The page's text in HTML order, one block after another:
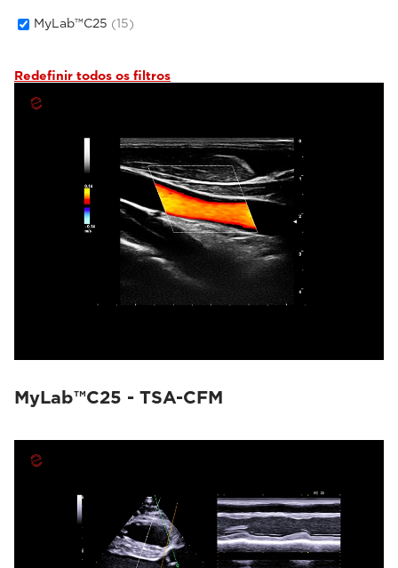
MyLab™C25 (15)
Redefinir todos os filtros
MyLab™C25 - TSA-CFM